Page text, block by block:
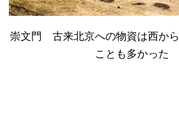
崇文門 古来北京への物資は西か
ことも多かった